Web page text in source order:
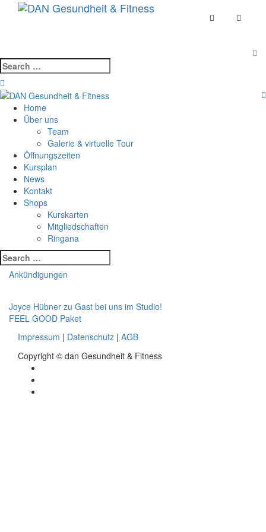
Toggle
Search
for:
Home
Über uns
Team
Galerie & virtuelle Tour
Öffnungszeiten
Kursplan
News
Kontakt
Shops
Kurskarten
Mitgliedschaften
Ringana
Search
for:
Ankündigungen
Beitragsnavigation
Joyce Hübner zu Gast bei uns im Studio!
FEEL GOOD Paket
Impressum | Datenschutz | AGB
Copyright © dan Gesundheit & Fitness